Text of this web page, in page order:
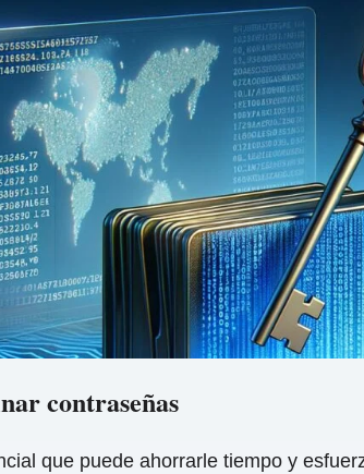
contraseñas
que puede ahorrarle tiempo y